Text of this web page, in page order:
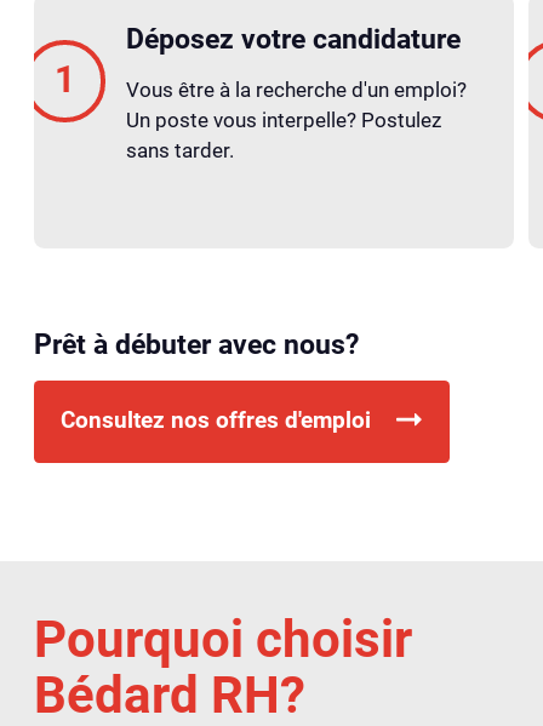
Déposez votre candidature
Vous être à la recherche d'un emploi?
Un poste vous interpelle? Postulez
sans tarder.
Prêt à débuter avec nous?
Consultez nos offres d'emploi
Pourquoi choisir
Bédard RH?